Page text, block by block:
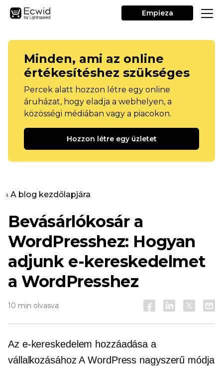
Empieza
Minden, ami az online
értékesítéshez szükséges
Percek alatt hozzon létre egy online
áruházat, hogy eladja a webhelyen, a
közösségi médiában vagy a piacokon.
Hozzon létre egy üzletet
‹ A blog kezdőlapjára
Bevásárlókosár a
WordPresshez: Hogyan
adjunk e-kereskedelmet
a WordPresshez
10 min olvasva
Az e-kereskedelem hozzáadása a
vállalkozásához A WordPress nagyszerű módja